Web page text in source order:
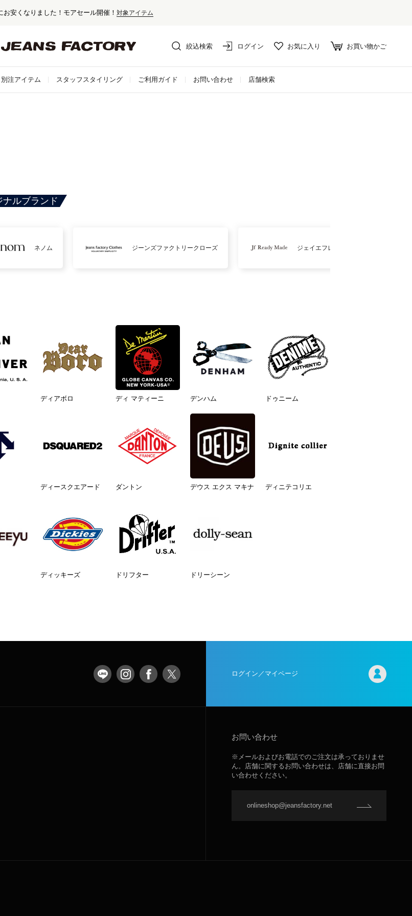
くなりました！モアセール開催！対象アイテム
上げで送料無料！
な情報をゲット。さらに詳しく
絞込検索 ログイン お気に入り お買い物かご
別注アイテム スタッフスタイリング ご利用ガイド お問い合わせ 店舗検索
ナルブランド
ネノム ジーンズファクトリークローズ ジェイエフレディメイド
ディアボロ ディ マティーニ デンハム ドゥニーム
ディースクエアード ダントン デウス エクス マキナ ディニテコリエ
ディッキーズ ドリフター ドリーシーン
ログイン／マイページ
お問い合わせ
※メールおよびお電話でのご注文は承っておりませ
ん。店舗に関するお問い合わせは、店舗に直接お問
い合わせください。
onlineshop@jeansfactory.net